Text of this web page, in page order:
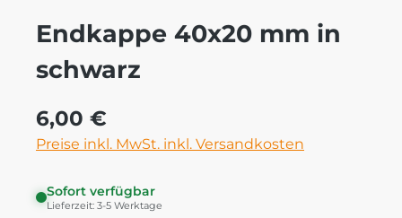
Endkappe 40x20 mm in
schwarz
Regulärer Preis:
6,00 €
Preise inkl. MwSt. inkl. Versandkosten
Sofort verfügbar
Lieferzeit: 3-5 Werktage